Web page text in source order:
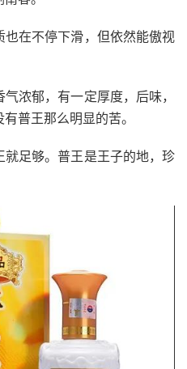
在不停下滑，但依然能傲视
浓郁，有一定厚度，后味，
普王那么明显的苦。
足够。普王是王子的地，珍